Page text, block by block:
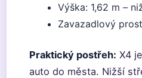
Výška: 1,62 m –
Zavazadlový
Praktický postřeh: X4
auto do města. Nižší